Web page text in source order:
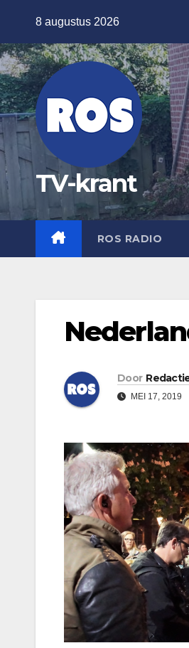
de
inhoud
8 augustus 2026
TV-krant
ROS RADIO
Door
MEI 17, 2019